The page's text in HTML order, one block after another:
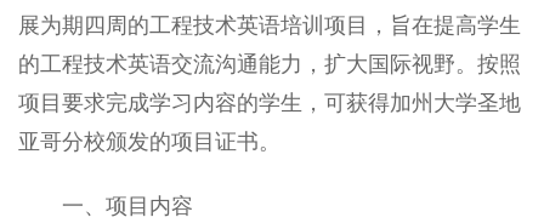
展为期四周的工程技术英语培训项目，旨在提高学生
的工程技术英语交流沟通能力，扩大国际视野。按照
项目要求完成学习内容的学生，可获得加州大学圣地
亚哥分校颁发的项目证书。
一、项目内容